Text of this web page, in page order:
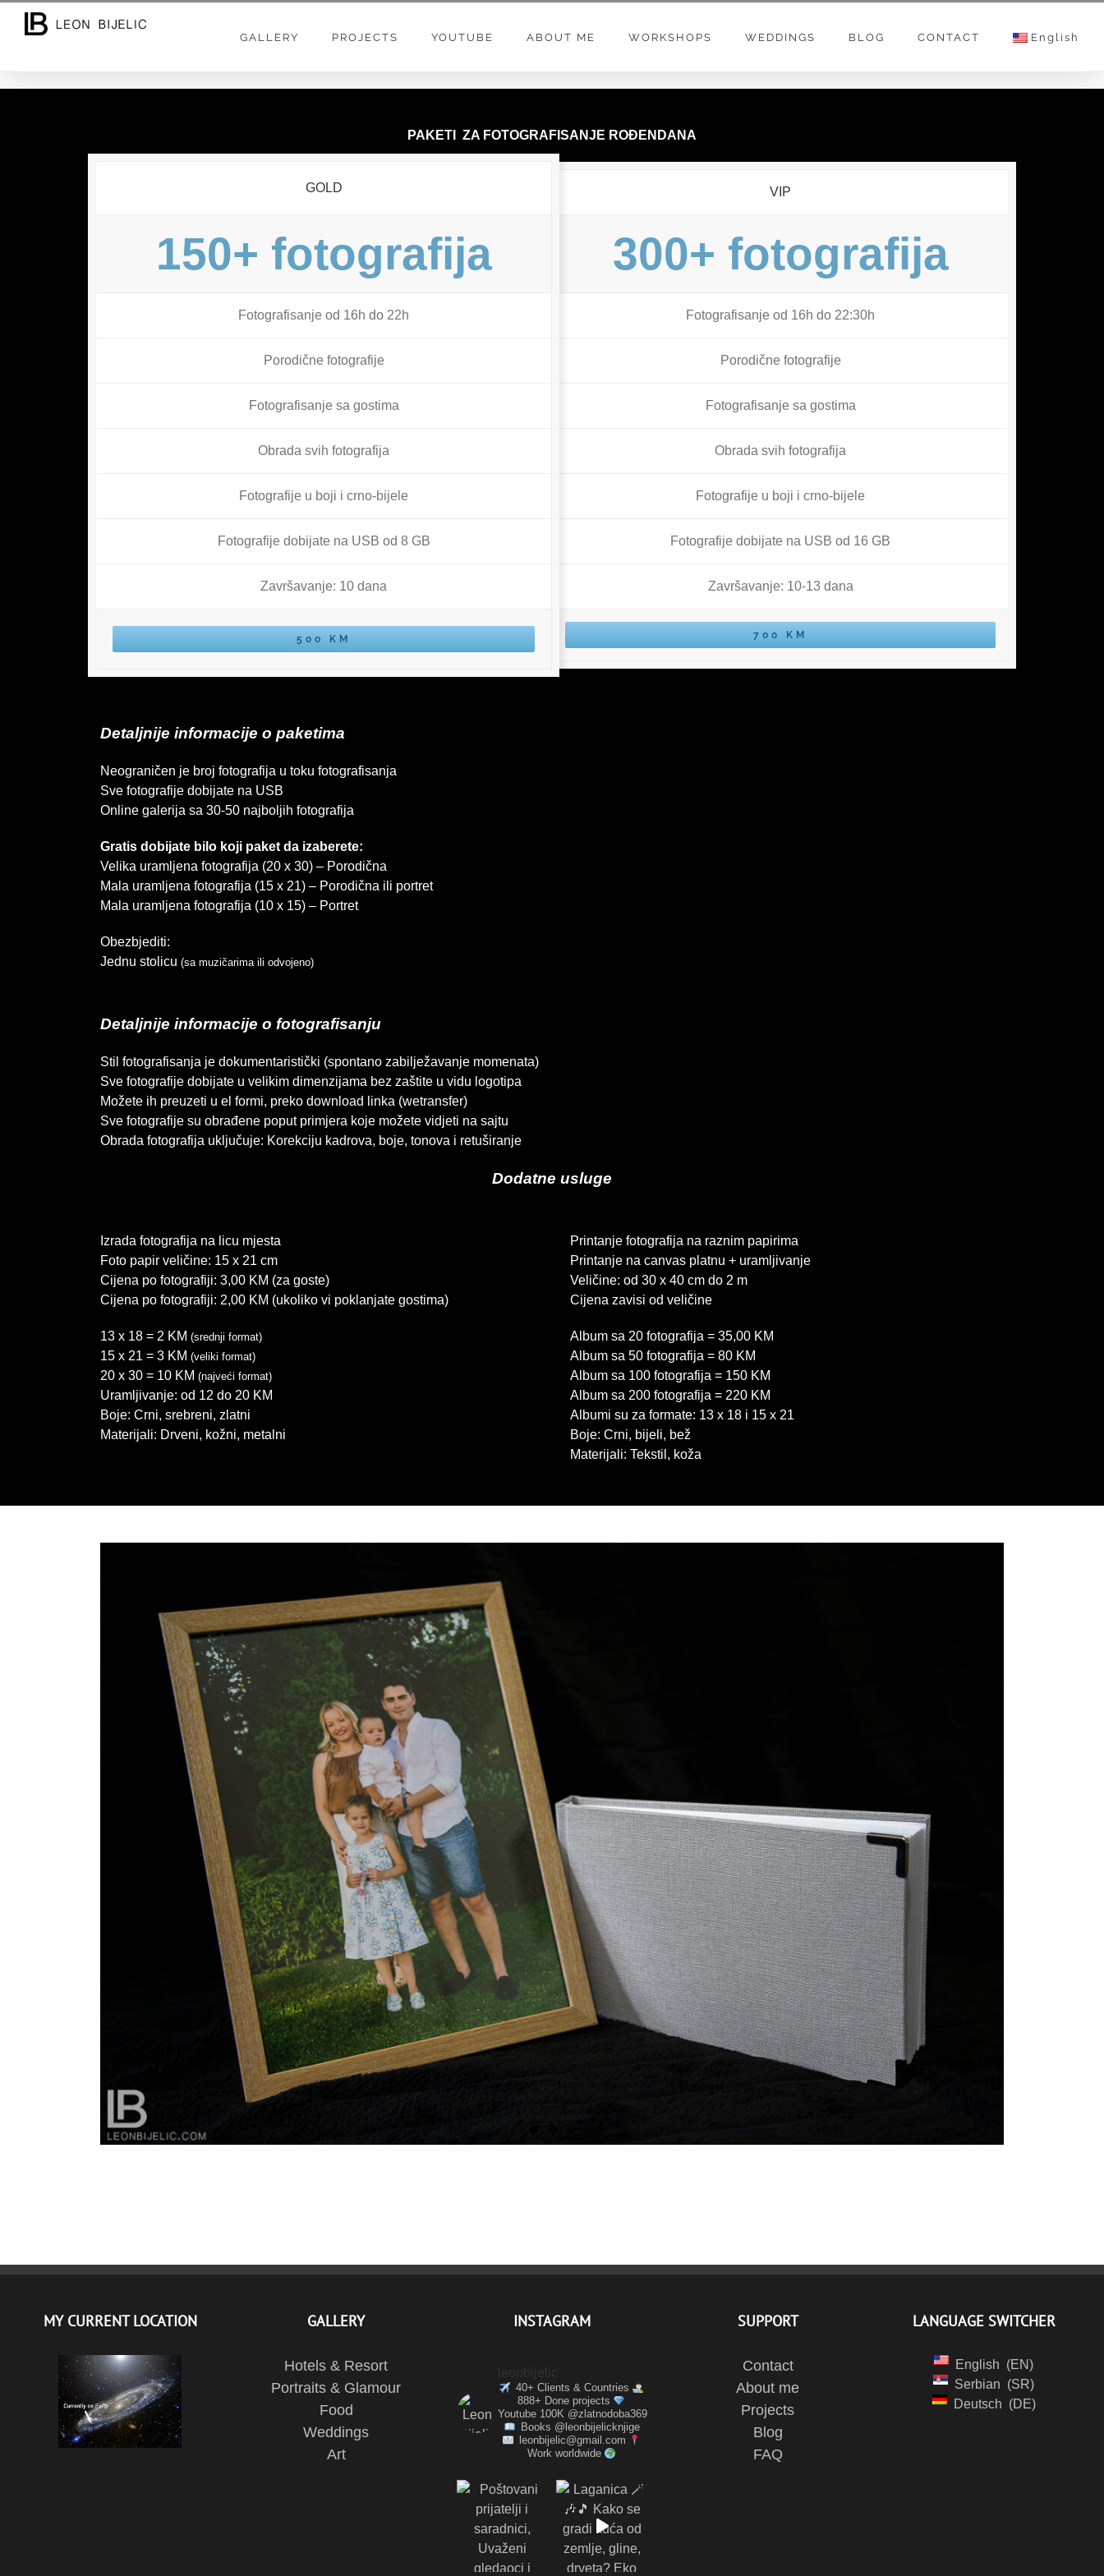
GALLERY PROJECTS YOUTUBE ABOUT ME WORKSHOPS WEDDINGS BLOG CONTACT English
PAKETI ZA FOTOGRAFISANJE ROĐENDANA
GOLD
150+ fotografija
Fotografisanje od 16h do 22h
Porodične fotografije
Fotografisanje sa gostima
Obrada svih fotografija
Fotografije u boji i crno-bijele
Fotografije dobijate na USB od 8 GB
Završavanje: 10 dana
500 KM
VIP
300+ fotografija
Fotografisanje od 16h do 22:30h
Porodične fotografije
Fotografisanje sa gostima
Obrada svih fotografija
Fotografije u boji i crno-bijele
Fotografije dobijate na USB od 16 GB
Završavanje: 10-13 dana
700 KM
Detaljnije informacije o paketima
Neograničen je broj fotografija u toku fotografisanja
Sve fotografije dobijate na USB
Online galerija sa 30-50 najboljih fotografija
Gratis dobijate bilo koji paket da izaberete:
Velika uramljena fotografija (20 x 30) – Porodična
Mala uramljena fotografija (15 x 21) – Porodična ili portret
Mala uramljena fotografija (10 x 15) – Portret
Obezbjediti:
Jednu stolicu (sa muzičarima ili odvojeno)
Detaljnije informacije o fotografisanju
Stil fotografisanja je dokumentaristički (spontano zabilježavanje momenata)
Sve fotografije dobijate u velikim dimenzijama bez zaštite u vidu logotipa
Možete ih preuzeti u el formi, preko download linka (wetransfer)
Sve fotografije su obrađene poput primjera koje možete vidjeti na sajtu
Obrada fotografija uključuje: Korekciju kadrova, boje, tonova i retuširanje
Dodatne usluge
Izrada fotografija na licu mjesta
Foto papir veličine: 15 x 21 cm
Cijena po fotografiji: 3,00 KM (za goste)
Cijena po fotografiji: 2,00 KM (ukoliko vi poklanjate gostima)
13 x 18 = 2 KM (srednji format)
15 x 21 = 3 KM (veliki format)
20 x 30 = 10 KM (najveći format)
Uramljivanje: od 12 do 20 KM
Boje: Crni, srebreni, zlatni
Materijali: Drveni, kožni, metalni
Printanje fotografija na raznim papirima
Printanje na canvas platnu + uramljivanje
Veličine: od 30 x 40 cm do 2 m
Cijena zavisi od veličine
Album sa 20 fotografija = 35,00 KM
Album sa 50 fotografija = 80 KM
Album sa 100 fotografija = 150 KM
Album sa 200 fotografija = 220 KM
Albumi su za formate: 13 x 18 i 15 x 21
Boje: Crni, bijeli, bež
Materijali: Tekstil, koža
MY CURRENT LOCATION GALLERY
Hotels & Resort
Portraits & Glamour
Food
Weddings
Art
INSTAGRAM
40+ Clients & Countries
888+ Done projects
Youtube 100K @zlatnodoba369
Books @leonbijelicknjige
leonbijelic@gmail.com
Work worldwide
SUPPORT
Contact
About me
Projects
Blog
FAQ
LANGUAGE SWITCHER
English
EN
Serbian
SR
Deutsch
DE